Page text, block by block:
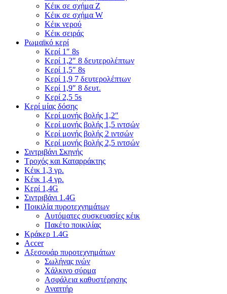
Κέικ σε σχήμα Ζ
Κέικ σε σχήμα W
Κέικ νερού
Κέικ σειράς
Ρωμαϊκό κερί
Κερί 1″ 8s
Κερί 1,2″ 8 δευτερολέπτων
Κερί 1,5″ 8s
Κερί 1,9 7 δευτερολέπτων
Κερί 1,9″ 8 δευτ.
Κερί 2,5 5s
Κερί μίας δόσης
Κερί μονής βολής 1,2″
Κερί μονής βολής 1,5 ιντσών
Κερί μονής βολής 2 ιντσών
Κερί μονής βολής 2,5 ιντσών
Σιντριβάνι Σκηνής
Τροχός και Καταρράκτης
Κέικ 1,3 γρ.
Κέικ 1,4 γρ.
Κερί 1,4G
Σιντριβάνι 1.4G
Ποικιλία πυροτεχνημάτων
Αυτόματες συσκευασίες κέικ
Πακέτο ποικιλίας
Κράκερ 1.4G
Accer
Αξεσουάρ πυροτεχνημάτων
Σωλήνας ινών
Χάλκινο σύρμα
Ασφάλεια καθυστέρησης
Αναπτήρ